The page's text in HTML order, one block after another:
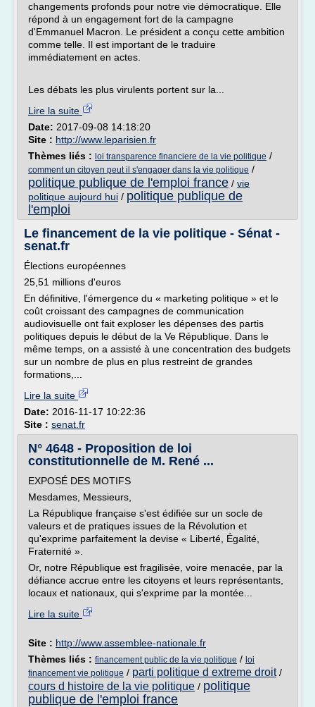
changements profonds pour notre vie démocratique. Elle
répond à un engagement fort de la campagne
d'Emmanuel Macron. Le président a conçu cette ambition
comme telle. Il est important de le traduire
immédiatement en actes.
Les débats les plus virulents portent sur la...
Lire la suite
Date: 2017-09-08 14:18:20
Site : http://www.leparisien.fr
Thèmes liés : loi transparence financiere de la vie politique /
comment un citoyen peut il s'engager dans la vie politique /
politique publique de l'emploi france / vie
politique aujourd hui / politique publique de
l'emploi
Le financement de la vie politique - Sénat -
senat.fr
Élections européennes
25,51 millions d'euros
En définitive, l'émergence du « marketing politique » et le
coût croissant des campagnes de communication
audiovisuelle ont fait exploser les dépenses des partis
politiques depuis le début de la Ve République. Dans le
même temps, on a assisté à une concentration des budgets
sur un nombre de plus en plus restreint de grandes
formations,...
Lire la suite
Date: 2016-11-17 10:22:36
Site : senat.fr
N° 4648 - Proposition de loi
constitutionnelle de M. René ...
EXPOSÉ DES MOTIFS
Mesdames, Messieurs,
La République française s'est édifiée sur un socle de
valeurs et de pratiques issues de la Révolution et
qu'exprime parfaitement la devise « Liberté, Égalité,
Fraternité ».
Or, notre République est fragilisée, voire menacée, par la
défiance accrue entre les citoyens et leurs représentants,
locaux et nationaux, qui s'exprime par la montée...
Lire la suite
Site : http://www.assemblee-nationale.fr
Thèmes liés : financement public de la vie politique / loi
financement vie politique / parti politique d extreme droit/
cours d histoire de la vie politique / politique
publique de l'emploi france